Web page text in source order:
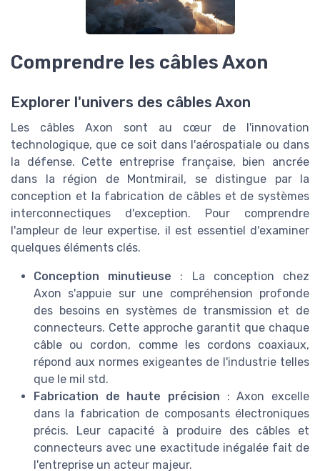
Comprendre les câbles Axon
Explorer l'univers des câbles Axon
Les câbles Axon sont au cœur de l'innovation
technologique, que ce soit dans l'aérospatiale ou dans
la défense. Cette entreprise française, bien ancrée
dans la région de Montmirail, se distingue par la
conception et la fabrication de câbles et de systèmes
interconnectiques d'exception. Pour comprendre
l'ampleur de leur expertise, il est essentiel d'examiner
quelques éléments clés.
Conception minutieuse : La conception chez
Axon s'appuie sur une compréhension profonde
des besoins en systèmes de transmission et de
connecteurs. Cette approche garantit que chaque
câble ou cordon, comme les cordons coaxiaux,
répond aux normes exigeantes de l'industrie telles
que le mil std.
Fabrication de haute précision : Axon excelle
dans la fabrication de composants électroniques
précis. Leur capacité à produire des câbles et
connecteurs avec une exactitude inégalée fait de
l'entreprise un acteur majeur.